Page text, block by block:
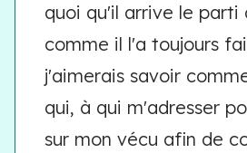
quoi qu'il arrive le parti
comme il l'a toujours
j'aimerais savoir
qui, à qui m'adresser
sur mon vécu afin de